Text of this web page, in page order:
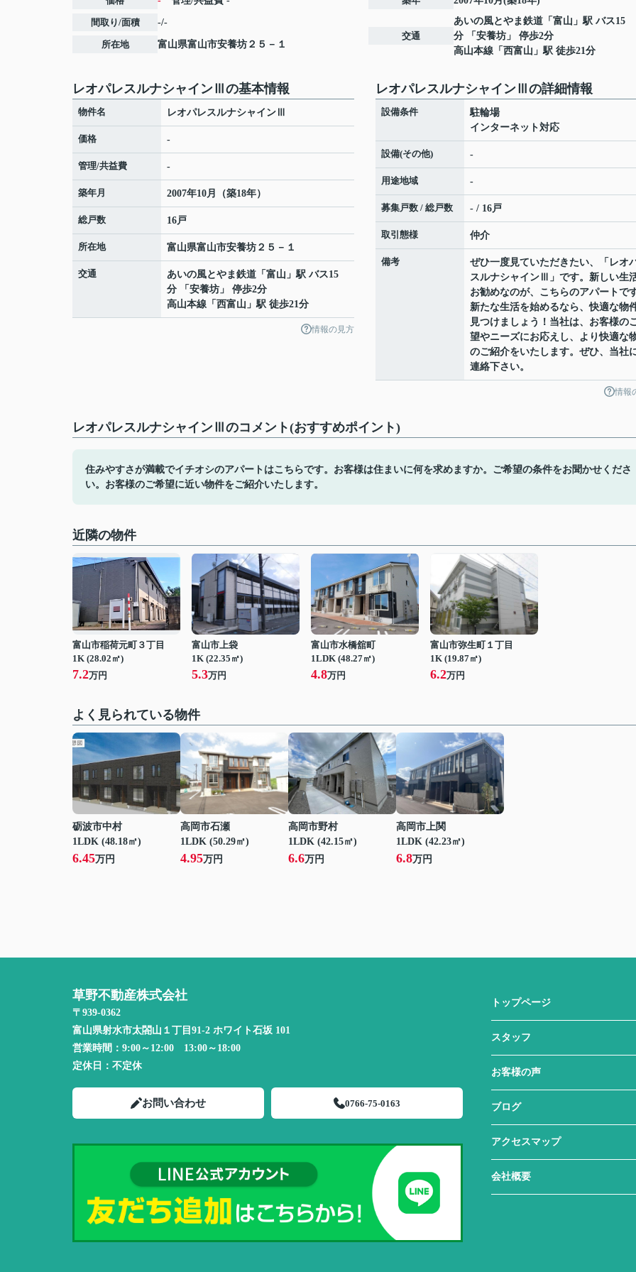
間取り/面積 -/-
所在地 富山県富山市安養坊 ２５－１
交通
あいの風とやま鉄道 「 富山 」駅 バス15
分 「安養坊」 停歩2分
高山本線 「 西富山 」駅 徒歩21分
レオパレスルナシャインⅢの基本情報
物件名 レオパレスルナシャインⅢ
価格 -
管理/共益費 -
築年月 2007年10月（築18年）
総戸数 16戸
所在地 富山県富山市安養坊 ２５－１
交通 あいの風とやま鉄道 「 富山 」駅 バス15
分 「安養坊」 停歩2分
高山本線 「 西富山 」駅 徒歩21分
情報の見方
レオパレスルナシャインⅢの詳細情報
設備条件
駐輪場
インターネット対応
設備(その他) -
用途地域 -
募集戸数 / 総戸数 - / 16戸
取引態様 仲介
備考
ぜひ一度見ていただきたい、「レオ
スルナシャインⅢ」です。新しい生
お勧めなのが、こちらのアパートです
新たな生活を始めるなら、快適な物
見つけましょう！当社は、お客様の
望やニーズにお応えし、より快適な
のご紹介をいたします。ぜひ、当社
連絡下さい。
情報
レオパレスルナシャインⅢのコメント(おすすめポイント)
住みやすさが満載でイチオシのアパートはこちらです。お客様は住まいに何を求めますか。ご希望の条件をお聞かせくださ
い。お客様のご希望に近い物件をご紹介いたします。
近隣の物件
富山市稲荷元町３丁目
1K (28.02㎡)
7.2万円
富山市上袋
1K (22.35㎡)
5.3万円
富山市水橋舘町
1LDK (48.27㎡)
4.8万円
富山市弥生町１丁目
1K (19.87㎡)
6.2万円
よく見られている物件
砺波市中村
1LDK (48.18㎡)
6.45万円
高岡市石瀬
1LDK (50.29㎡)
4.95万円
高岡市野村
1LDK (42.15㎡)
6.6万円
高岡市上関
1LDK (42.23㎡)
6.8万円
草野不動産株式会社
〒939-0362
富山県射水市太閤山１丁目91-2 ホワイト石坂 101
営業時間： 9:00～12:00 13:00～18:00
定休日： 不定休
お問い合わせ 0766-75-0163
トップページ
スタッフ
お客様の声
ブログ
アクセスマップ
会社概要